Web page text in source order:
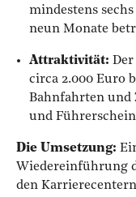
mindestens
neun Monate
Attraktivität:
circa 2.000 Euro
Bahnfahrten und
und
Die Umsetzung:
Wiedereinführung
den